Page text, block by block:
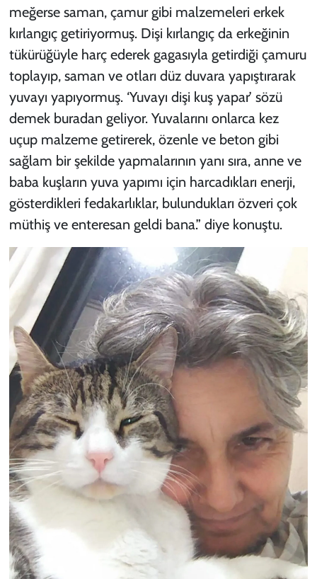
meğerse saman, çamur gibi malzemeleri erkek
kırlangıç getiriyormuş. Dişi kırlangıç da erkeğinin
tükürüğüyle harç ederek gagasıyla getirdiği çamuru
toplayıp, saman ve otları düz duvara yapıştırarak
yuvayı yapıyormuş. ‘Yuvayı dişi kuş yapar’ sözü
demek buradan geliyor. Yuvalarını onlarca kez
uçup malzeme getirerek, özenle ve beton gibi
sağlam bir şekilde yapmalarının yanı sıra, anne ve
baba kuşların yuva yapımı için harcadıkları enerji,
gösterdikleri fedakarlıklar, bulundukları özveri çok
müthiş ve enteresan geldi bana.” diye konuştu.